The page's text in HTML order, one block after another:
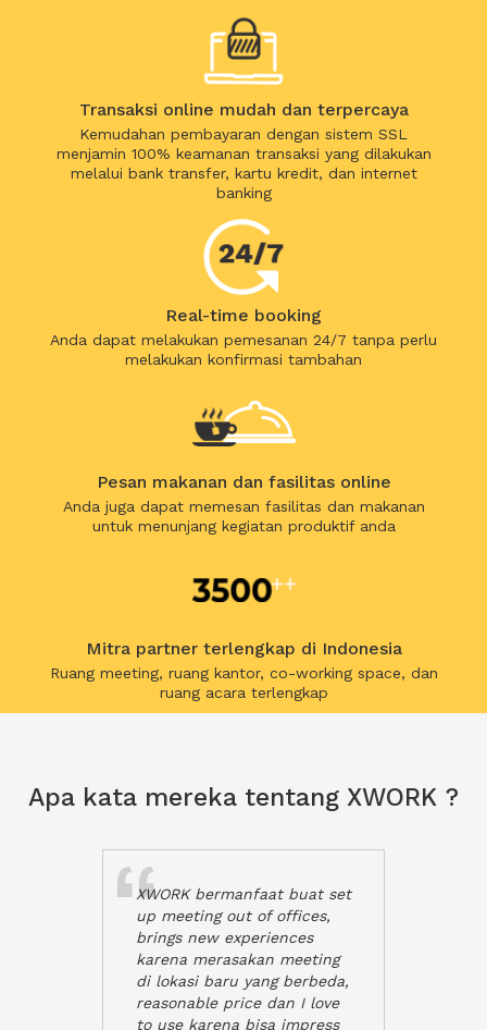
Transaksi online mudah dan terpercaya
Kemudahan pembayaran dengan sistem SSL
menjamin 100% keamanan transaksi yang dilakukan
melalui bank transfer, kartu kredit, dan internet
banking
Real-time booking
Anda dapat melakukan pemesanan 24/7 tanpa perlu
melakukan konfirmasi tambahan
Pesan makanan dan fasilitas online
Anda juga dapat memesan fasilitas dan makanan
untuk menunjang kegiatan produktif anda
Mitra partner terlengkap di Indonesia
Ruang meeting, ruang kantor, co-working space, dan
ruang acara terlengkap
Apa kata mereka tentang XWORK ?
XWORK bermanfaat buat set
up meeting out of offices,
brings new experiences
karena merasakan meeting
di lokasi baru yang berbeda,
reasonable price dan I love
to use karena bisa impress